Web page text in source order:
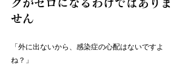
クがゼロになるわけではありま
せん
「外に出ないから、感染症の心配はないですよ
ね？」